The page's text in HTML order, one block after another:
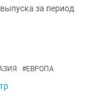
за период
#ЕВРОПА